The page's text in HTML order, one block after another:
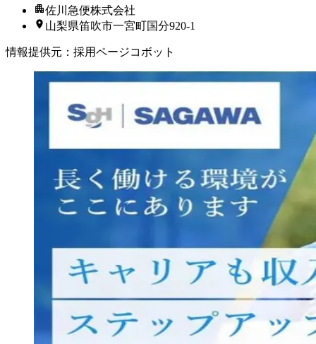
佐川急便株式会社
山梨県笛吹市一宮町国分920-1
情報提供元 ： 採用ページコボット